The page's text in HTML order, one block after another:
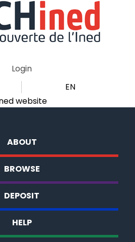
Login
EN
website
ABOUT
BROWSE
DEPOSIT
HELP